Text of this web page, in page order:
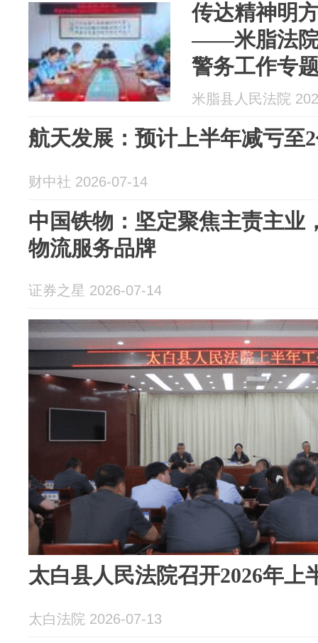
传达精神明
——米脂法院
警务工作专
米脂县人民法院
航天发展：预计上半年减亏至
财中社 2026-07-14
中国铁物：坚定聚焦主责主业
物流服务品牌
证券之星 2026-07-14
太白县人民法院召开2026年上
太白法院 2026-07-13